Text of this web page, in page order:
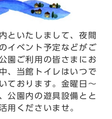
といたしまして、夜間
イベント予定などがご
園ご利用の皆さまにお
、当館トイレはいつで
ております。金曜日～
公園内の遊具設備とと
用くださいませ。